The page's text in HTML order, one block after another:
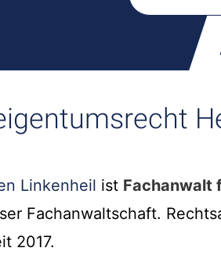
Linkenheil ist Fachanwalt
Fachanwaltschaft.
2017.